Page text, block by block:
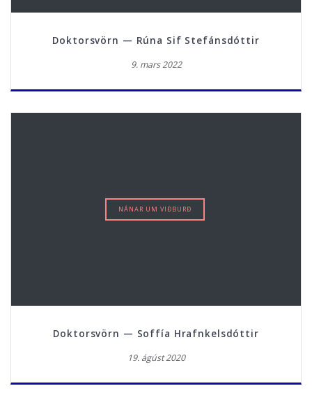
Doktorsvörn — Rúna Sif Stefánsdóttir
9. mars 2022
NÁNAR UM VIÐBURÐ
Doktorsvörn — Soffía Hrafnkelsdóttir
19. ágúst 2020